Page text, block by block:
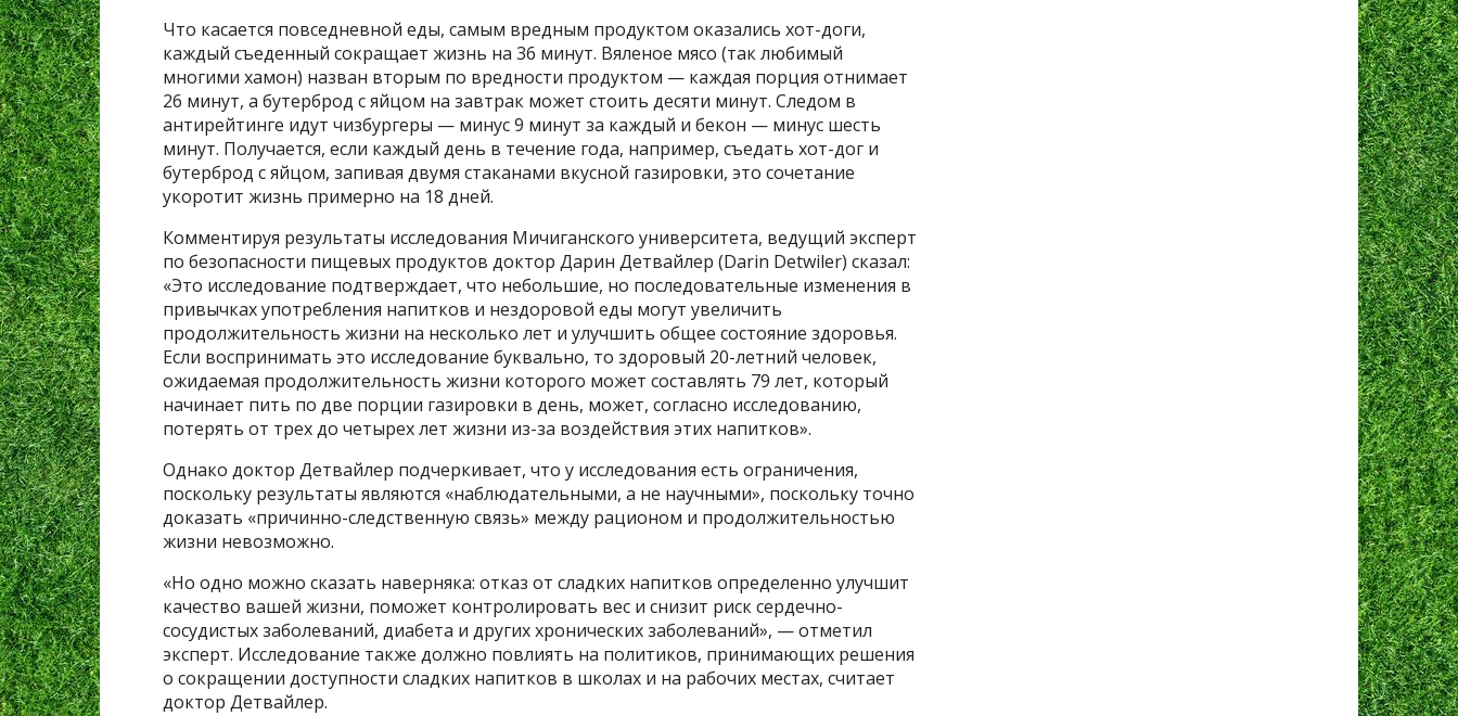
Что касается повседневной еды, самым вредным продуктом оказались хот-доги,
каждый съеденный сокращает жизнь на 36 минут. Вяленое мясо (так любимый
многими хамон) назван вторым по вредности продуктом — каждая порция отнимает
26 минут, а бутерброд с яйцом на завтрак может стоить десяти минут. Следом в
антирейтинге идут чизбургеры — минус 9 минут за каждый и бекон — минус шесть
минут. Получается, если каждый день в течение года, например, съедать хот-дог и
бутерброд с яйцом, запивая двумя стаканами вкусной газировки, это сочетание
укоротит жизнь примерно на 18 дней.
Комментируя результаты исследования Мичиганского университета, ведущий эксперт
по безопасности пищевых продуктов доктор Дарин Детвайлер (Darin Detwiler) сказал:
«Это исследование подтверждает, что небольшие, но последовательные изменения в
привычках употребления напитков и нездоровой еды могут увеличить
продолжительность жизни на несколько лет и улучшить общее состояние здоровья.
Если воспринимать это исследование буквально, то здоровый 20-летний человек,
ожидаемая продолжительность жизни которого может составлять 79 лет, который
начинает пить по две порции газировки в день, может, согласно исследованию,
потерять от трех до четырех лет жизни из-за воздействия этих напитков».
Однако доктор Детвайлер подчеркивает, что у исследования есть ограничения,
поскольку результаты являются «наблюдательными, а не научными», поскольку точно
доказать «причинно-следственную связь» между рационом и продолжительностью
жизни невозможно.
«Но одно можно сказать наверняка: отказ от сладких напитков определенно улучшит
качество вашей жизни, поможет контролировать вес и снизит риск сердечно-
сосудистых заболеваний, диабета и других хронических заболеваний», — отметил
эксперт. Исследование также должно повлиять на политиков, принимающих решения
о сокращении доступности сладких напитков в школах и на рабочих местах, считает
доктор Детвайлер.